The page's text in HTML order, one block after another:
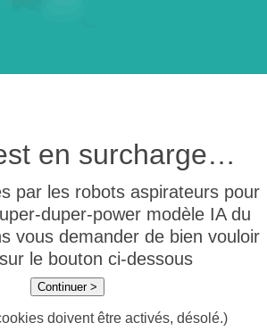
en surcharge…
par les robots aspirateurs pour
duper-power modèle IA du
vous demander de bien vouloir
le bouton ci-dessous
Continuer >
doivent être activés, désolé.)